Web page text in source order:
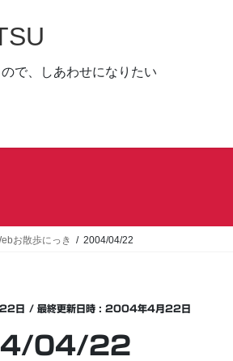
で、しあわせになりたい
お散歩にっき 2004/04/22
日 / 最終更新日時 : 2004年4月22日
04/22